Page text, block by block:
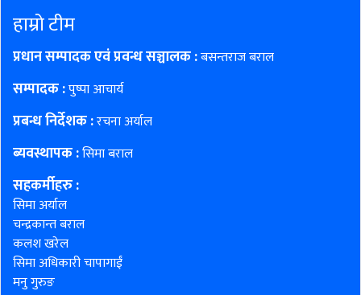
हाम्रो टीम
प्रधान सम्पादक एवं प्रवन्ध सञ्चालक :बसन्तराज बराल
सम्पादक :पुष्पा आचार्य
प्रबन्ध निर्देशक :रचना अर्याल
ब्यवस्थापक :सिमा बराल
सहकर्मीहरु:
सिमा अर्याल
चन्द्रकान्त बराल
कलश खरेल
सिमा अधिकारी चापागाईं
मनु गुरुङ